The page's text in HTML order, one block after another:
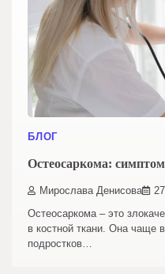
БЛОГ
Остеосаркома:
Мирослава Денисова
Остеосаркома – это
в костной ткани. Она чаще
подростков…